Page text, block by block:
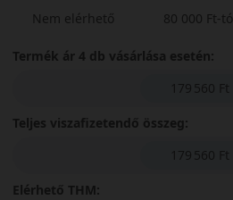
Nem elérhető
80 000 Ft-tól
Termék ár 4 db vásárlása esetén:
179 560 Ft
Teljes viszafizetendő összeg:
179 560 Ft
Elérhető THM: